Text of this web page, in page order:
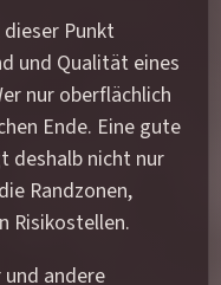
Punkt
und Qualität eines
nur oberflächlich
Ende. Eine gute
deshalb nicht nur
Randzonen,
Risikostellen.
und andere